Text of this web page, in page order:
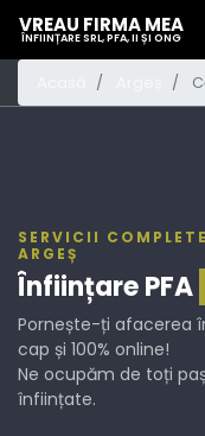
VREAU FIRMA MEA
ÎNFIINȚARE SRL, PFA, II ȘI ONG
SERVICII
ARGEȘ
ÎnființarePFA
Pornește-ți afacerea
cap și 100% online!
Ne ocupăm de toți
înființate.